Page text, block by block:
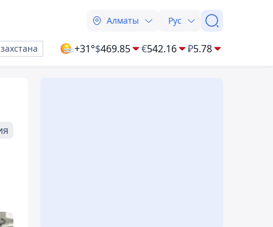
Алматы Рус
+31°$469.85 €542.16 ₽5.78